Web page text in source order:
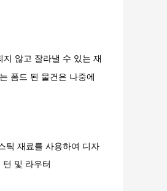
않고 잘라낼 수 있는 재
폼드 된 물건은 나중에
틱 재료를 사용하여 디자
및 라우터